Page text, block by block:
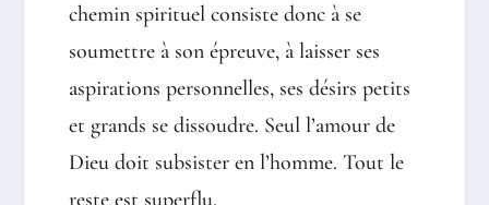
chemin spirituel consiste donc à se
soumettre à son épreuve, à laisser ses
aspirations personnelles, ses désirs petits
et grands se dissoudre. Seul l’amour de
Dieu doit subsister en l’homme. Tout le
reste est superflu.